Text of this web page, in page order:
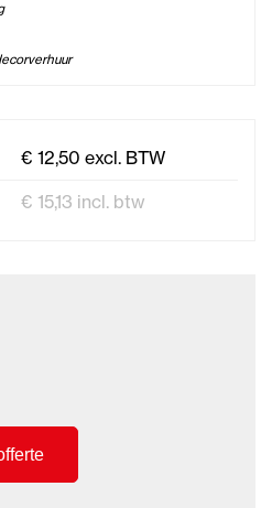
€ 12,50 excl. BTW
€ 15,13 incl. btw